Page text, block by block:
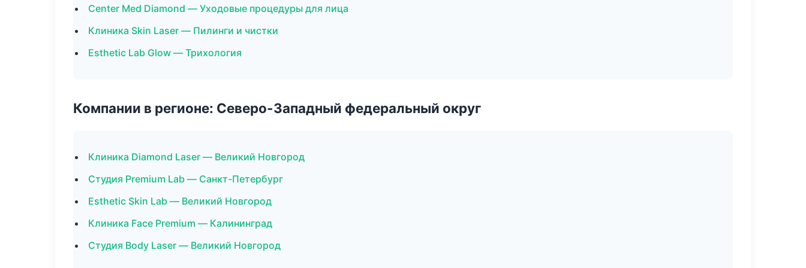
Center Med Diamond — Уходовые процедуры для лица
Клиника Skin Laser — Пилинги и чистки
Esthetic Lab Glow — Трихология
Компании в регионе: Северо-Западный федеральный округ
Клиника Diamond Laser — Великий Новгород
Студия Premium Lab — Санкт-Петербург
Esthetic Skin Lab — Великий Новгород
Клиника Face Premium — Калининград
Студия Body Laser — Великий Новгород